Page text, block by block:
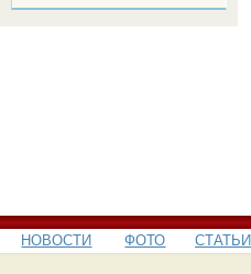
НОВОСТИ ФОТО СТАТЬИ